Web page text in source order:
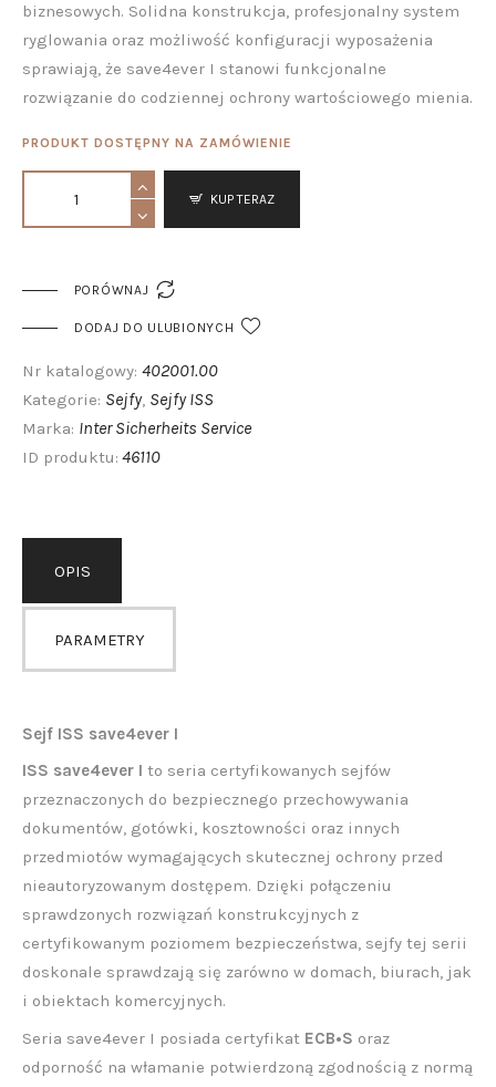
biznesowych. Solidna konstrukcja, profesjonalny system
ryglowania oraz możliwość konfiguracji wyposażenia
sprawiają, że save4ever I stanowi funkcjonalne
rozwiązanie do codziennej ochrony wartościowego mienia.
PRODUKT DOSTĘPNY NA ZAMÓWIENIE
KUP TERAZ
PORÓWNAJ 
DODAJ DO ULUBIONYCH
Nr katalogowy: 402001.00
Kategorie: Sejfy, Sejfy ISS
Marka: Inter Sicherheits Service
ID produktu: 46110
OPIS
PARAMETRY
Sejf ISS save4ever I
ISS save4ever I to seria certyfikowanych sejfów
przeznaczonych do bezpiecznego przechowywania
dokumentów, gotówki, kosztowności oraz innych
przedmiotów wymagających skutecznej ochrony przed
nieautoryzowanym dostępem. Dzięki połączeniu
sprawdzonych rozwiązań konstrukcyjnych z
certyfikowanym poziomem bezpieczeństwa, sejfy tej serii
doskonale sprawdzają się zarówno w domach, biurach, jak
i obiektach komercyjnych.
Seria save4ever I posiada certyfikat ECB•S oraz
odporność na włamanie potwierdzoną zgodnością z normą